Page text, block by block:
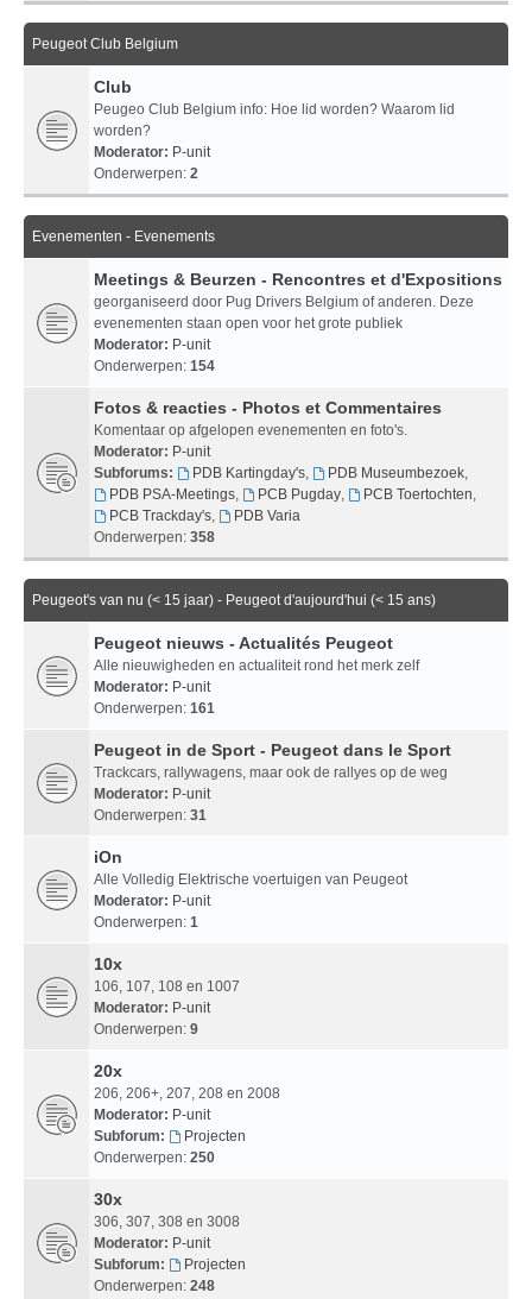
Peugeot Club Belgium
Club
Peugeo Club Belgium info: Hoe lid worden? Waarom lid
worden?
Moderator: P-unit
Onderwerpen: 2
Evenementen - Evenements
Meetings & Beurzen - Rencontres et d'Expositions
georganiseerd door Pug Drivers Belgium of anderen. Deze
evenementen staan open voor het grote publiek
Moderator: P-unit
Onderwerpen: 154
Fotos & reacties - Photos et Commentaires
Komentaar op afgelopen evenementen en foto's.
Moderator: P-unit
Subforums:
PDB Kartingday's, PDB Museumbezoek,
PDB PSA-Meetings, PCB Pugday, PCB Toertochten,
PCB Trackday's,
PDB Varia
Onderwerpen: 358
Peugeot's van nu (< 15 jaar) - Peugeot d'aujourd'hui (< 15 ans)
Peugeot nieuws - Actualités Peugeot
Alle nieuwigheden en actualiteit rond het merk zelf
Moderator: P-unit
Onderwerpen: 161
Peugeot in de Sport - Peugeot dans le Sport
Trackcars, rallywagens, maar ook de rallyes op de weg
Moderator: P-unit
Onderwerpen: 31
iOn
Alle Volledig Elektrische voertuigen van Peugeot
Moderator: P-unit
Onderwerpen: 1
10x
106, 107, 108 en 1007
Moderator: P-unit
Onderwerpen: 9
20x
206, 206+, 207, 208 en 2008
Moderator: P-unit
Subforum:
Projecten
Onderwerpen: 250
30x
306, 307, 308 en 3008
Moderator: P-unit
Subforum:
Projecten
Onderwerpen: 248